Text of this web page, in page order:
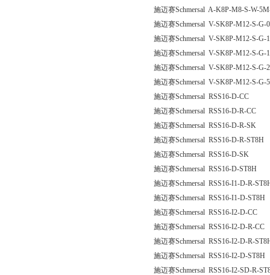
施迈赛Schmersal A-K8P-M8-S-W-
施迈赛Schmersal V-SK8P-M12-S-
施迈赛Schmersal V-SK8P-M12-S-
施迈赛Schmersal V-SK8P-M12-S-
施迈赛Schmersal V-SK8P-M12-S-
施迈赛Schmersal V-SK8P-M12-S-
施迈赛Schmersal RSS16-D-CC
施迈赛Schmersal RSS16-D-R-CC
施迈赛Schmersal RSS16-D-R-SK
施迈赛Schmersal RSS16-D-R-ST8H
施迈赛Schmersal RSS16-D-SK
施迈赛Schmersal RSS16-D-ST8H
施迈赛Schmersal RSS16-I1-D-R-
施迈赛Schmersal RSS16-I1-D-ST8H
施迈赛Schmersal RSS16-I2-D-CC
施迈赛Schmersal RSS16-I2-D-R-CC
施迈赛Schmersal RSS16-I2-D-R-
施迈赛Schmersal RSS16-I2-D-ST8H
施迈赛Schmersal RSS16-I2-SD-R-